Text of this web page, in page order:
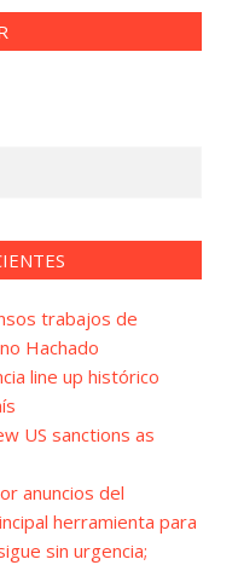
trabajos de
Hachado
line up histórico
US sanctions as
anuncios del
herramienta para
sin urgencia;